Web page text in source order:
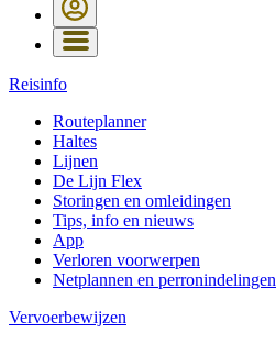
Reisinfo
Routeplanner
Haltes
Lijnen
De Lijn Flex
Storingen en omleidingen
Tips, info en nieuws
App
Verloren voorwerpen
Netplannen en perronindelingen
Vervoerbewijzen